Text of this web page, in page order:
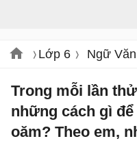
Lớp 6 Ngữ
Trong mỗi lần
những cách gì
oăm? Theo em,